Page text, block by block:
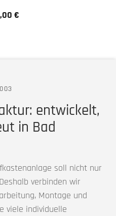
€
entwickelt,
in Bad
soll nicht nur
verbinden wir
Montage und
viele individuelle